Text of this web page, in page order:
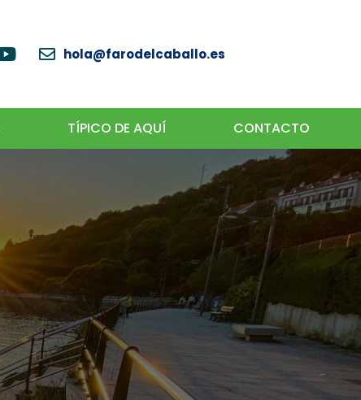
hola@farodelcaballo.es
TÍPICO DE AQUÍ CONTACTO